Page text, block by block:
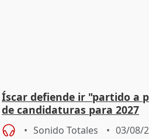
Íscar defiende ir "partido a
de candidaturas para 2027
Sonido Totales 03/08/